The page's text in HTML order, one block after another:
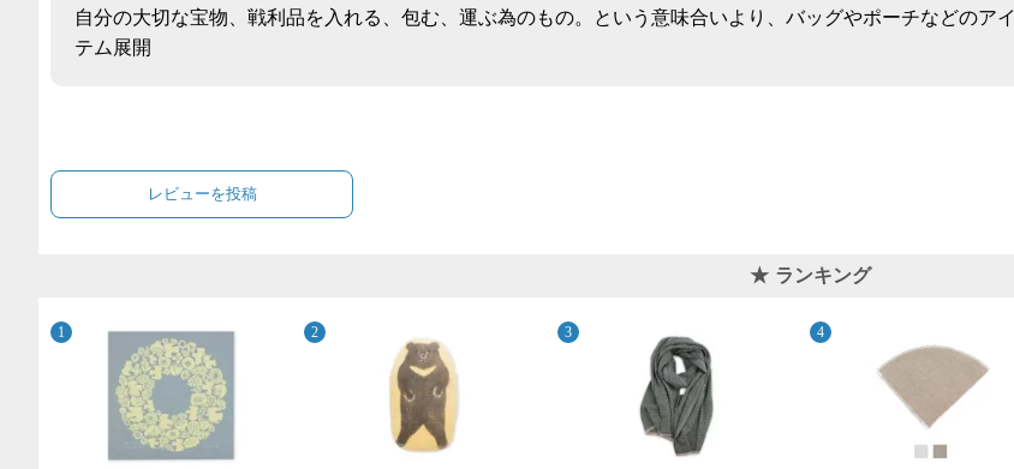
自分の大切な宝物、戦利品を入れる、包む、運ぶ為のもの。という意味合いより、バッグやポーチなどのアイ
テム展開
レビューを投稿
ランキング